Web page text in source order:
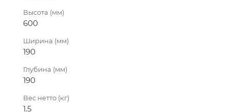
Высота (мм)
600
Ширина (мм)
190
Глубина (мм)
190
Вес нетто (кг)
1.5